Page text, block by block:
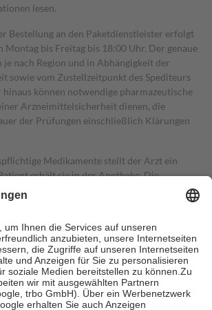
lesen.
Bestellung an den Paketdienstleister erfolgt
Montag bis Freitag bis 18:00 Uhr. Der genaue
nach Region und in Abhängigkeit der
sowie vom Zustellzeitpunkt des Spediteurs
können notwendige pharmazeutische
Arzneimittelsicherheit dienen, die
der Prüfungen einschließlich Klärungen
Medikamente stellt der Arzt ein
erhält sie in der Apotheke. Die
übernimmt in der Regel die
trägt einen Teil davon als Zuzahlung
Mitglieder Zuzahlungen in Höhe von zehn
mindestens jedochfünf Euround
Es sind jedoch nie mehr als die tatsächlichen
entrichten.
auch für Online-Apotheken.
Krankenpflege beträgt die